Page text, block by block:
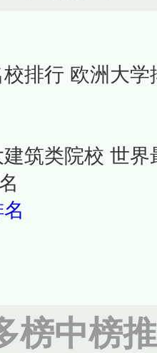
排行 欧洲大
筑类院校 世
榜中榜